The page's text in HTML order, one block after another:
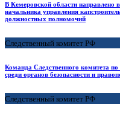
В Кемеровской области направлено
начальника управления
должностных полномочий
Следственный комитет РФ
Команда Следственного комитета
среди органов безопасности и
Следственный комитет РФ